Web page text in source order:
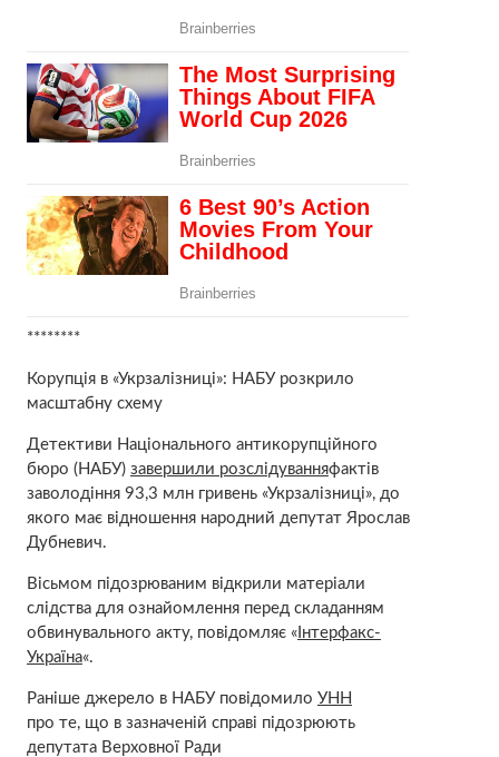
********
Корупція в «Укрзалізниці»: НАБУ розкрило
масштабну схему
Детективи Національного антикорупційного
бюро (НАБУ) завершили розслідуванняфактів
заволодіння 93,3 млн гривень «Укрзалізниці», до
якого має відношення народний депутат Ярослав
Дубневич.
Вісьмом підозрюваним відкрили матеріали
слідства для ознайомлення перед складанням
обвинувального акту, повідомляє «Інтерфакс-
Україна«.
Раніше джерело в НАБУ повідомило УНН
про те, що в зазначеній справі підозрюють
депутата Верховної Ради